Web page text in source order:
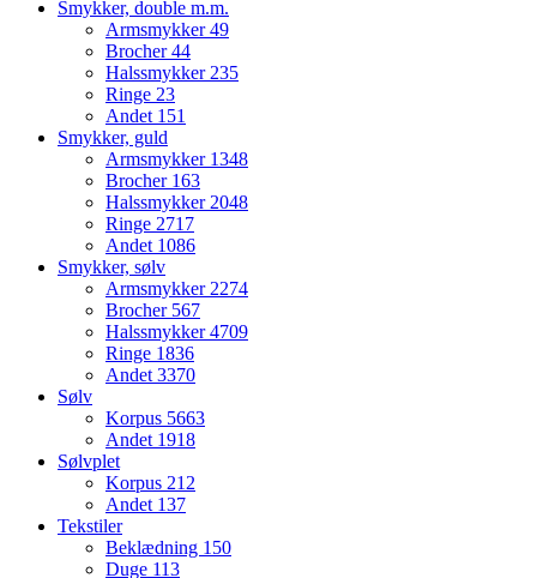
Smykker, double m.m.
Armsmykker49
Brocher44
Halssmykker235
Ringe 23
Andet 151
Smykker, guld
Armsmykker 1348
Brocher 163
Halssmykker2048
Ringe 2717
Andet 1086
Smykker, sølv
Armsmykker2274
Brocher 567
Halssmykker4709
Ringe 1836
Andet3370
Sølv
Korpus 5663
Andet 1918
Sølvplet
Korpus 212
Andet 137
Tekstiler
Beklædning 150
Duge 113